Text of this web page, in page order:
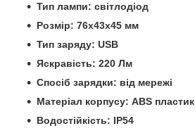
Тип лампи: світлодіод
Розмір: 76x43x45 мм
Тип заряду: USB
Яскравість: 220 Лм
Спосіб зарядки: від мережі
Матеріал корпусу: ABS пластик
Водостійкість: IP54